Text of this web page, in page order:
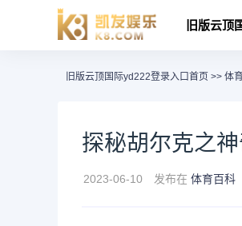
旧版云顶
旧版云顶国际yd222登录入口首页 >> 体
探秘胡尔克之
2023-06-10 发布在 体育百科